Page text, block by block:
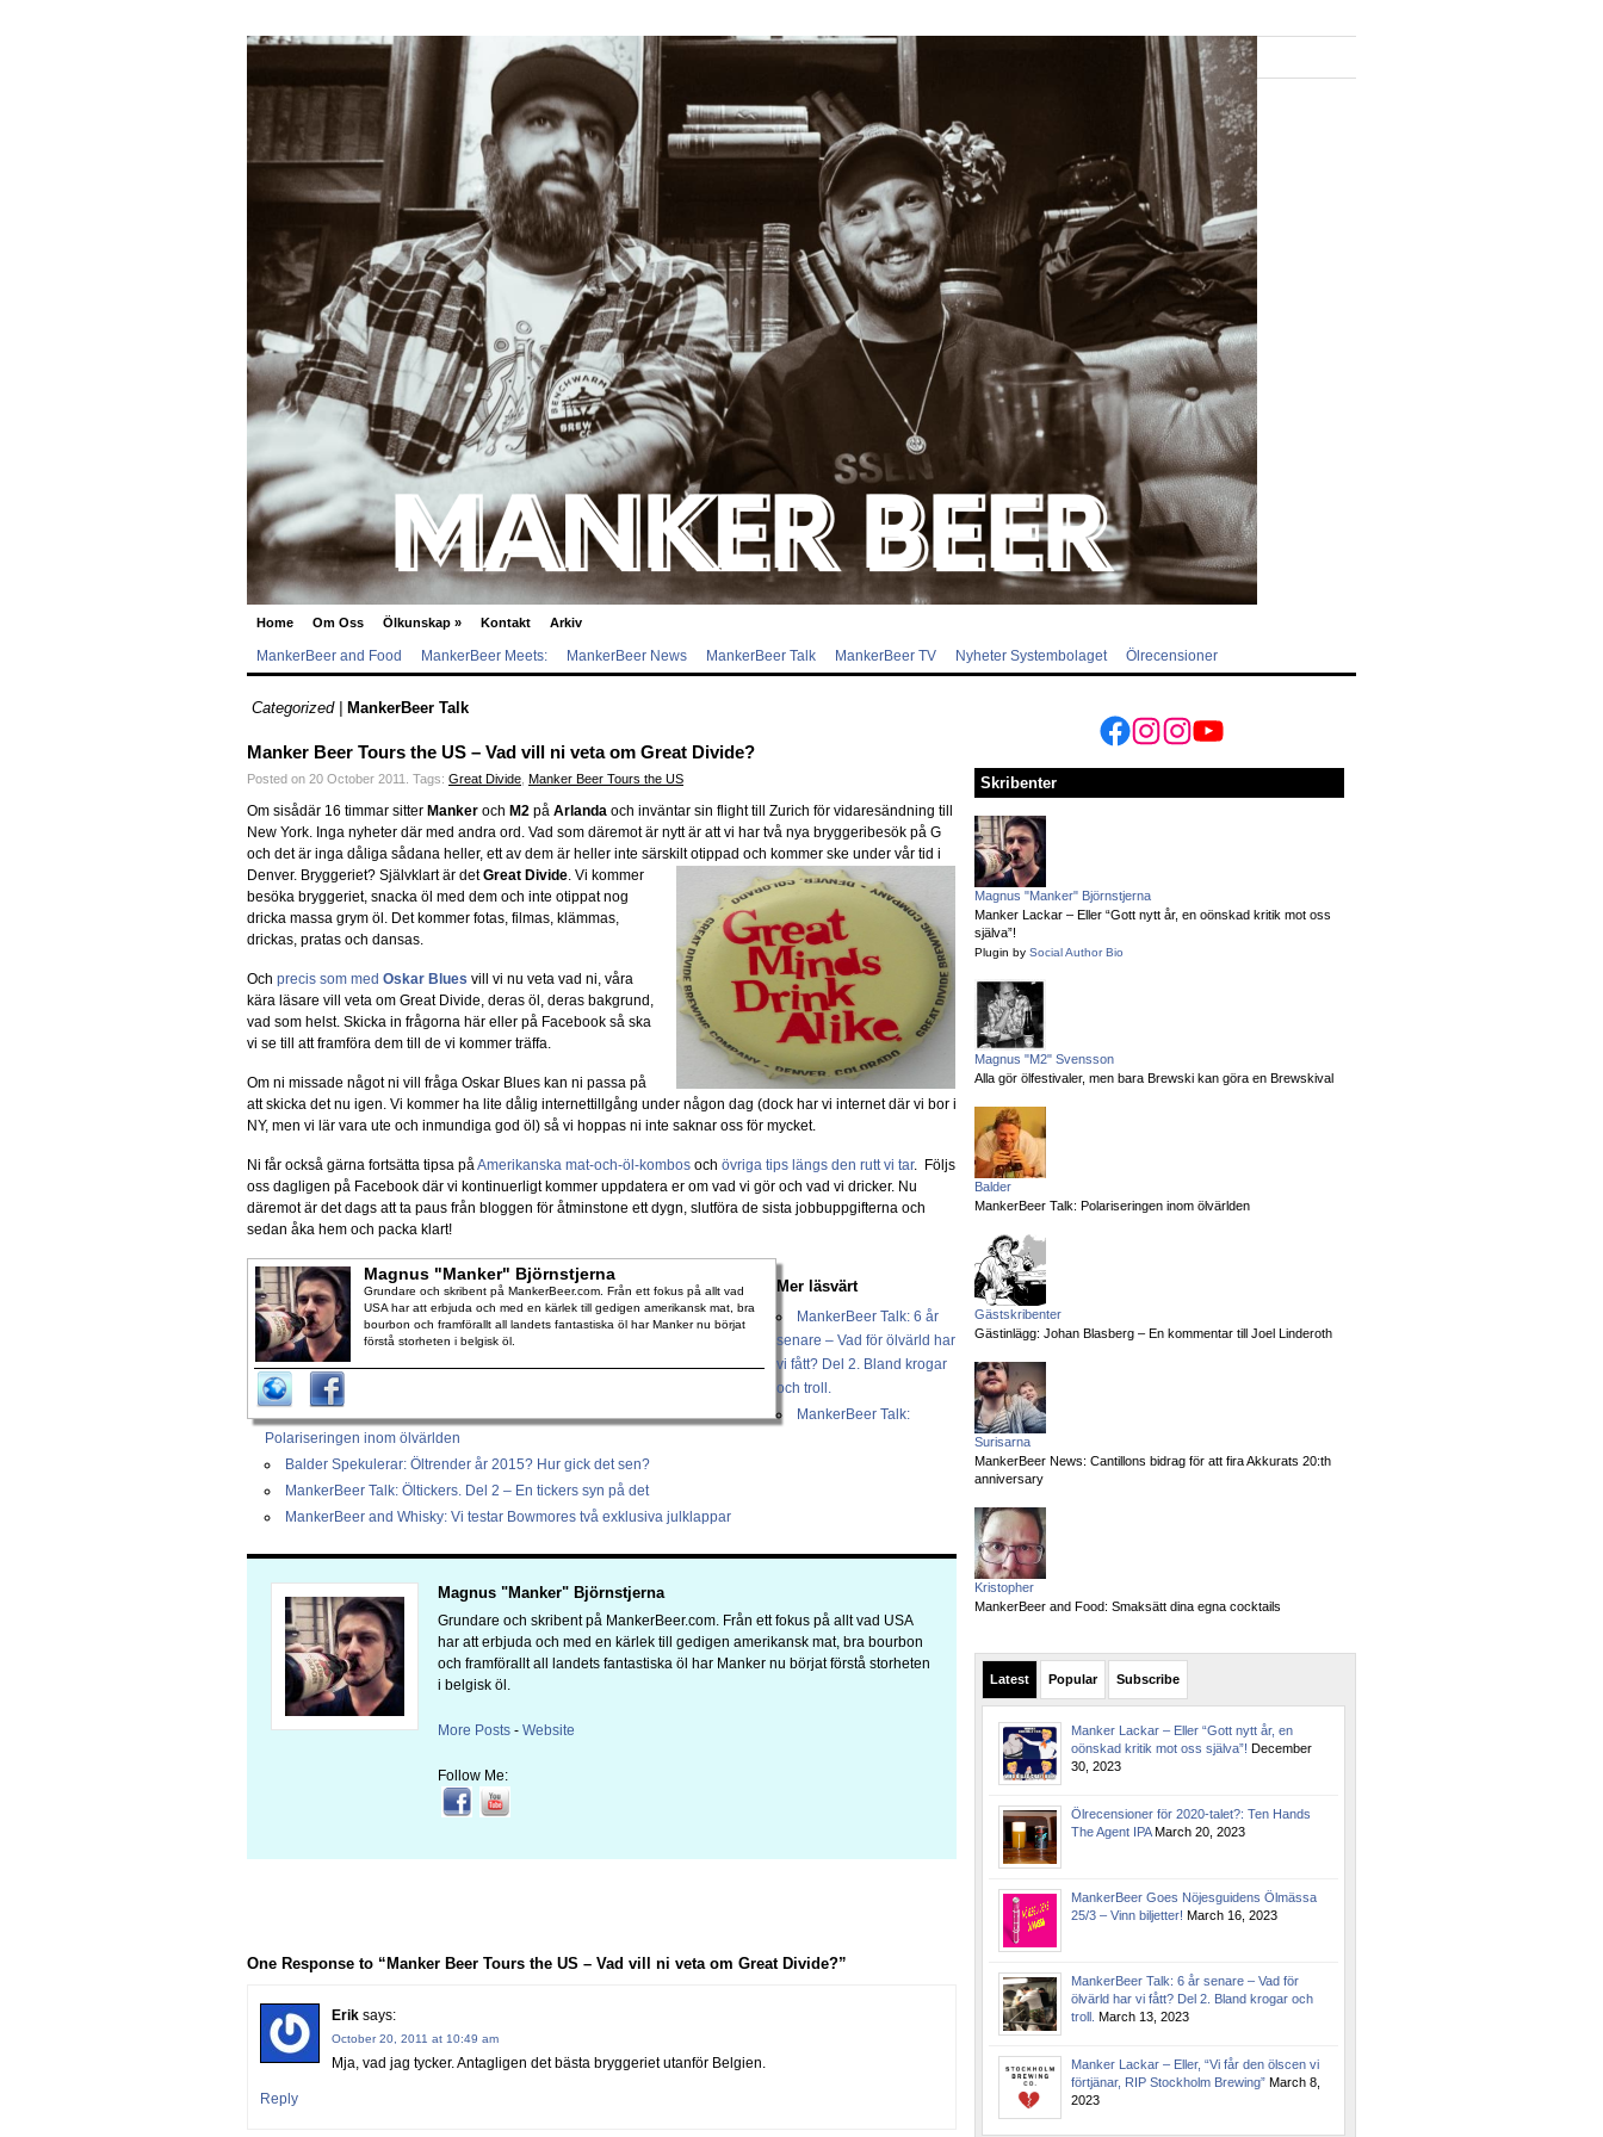
Home Om Oss Ölkunskap » Kontakt Arkiv
MankerBeer and Food MankerBeer Meets: MankerBeer News MankerBeer Talk MankerBeer TV Nyheter Systembolaget Ölrecensioner
Categorized | MankerBeer Talk
Manker Beer Tours the US – Vad vill ni veta om Great Divide?
Posted on 20 October 2011. Tags: Great Divide Manker Beer Tours the US
Om sisådär 16 timmar sitter Manker och M2 på Arlanda och inväntar sin flight till Zurich för vidaresändning till
New York. Inga nyheter där med andra ord. Vad som däremot är nytt är att vi har två nya bryggeribesök på G
och det är inga dåliga sådana heller, ett av dem är heller inte särskilt otippad och kommer ske under vår tid i
Denver. Bryggeriet? Självklart är detGreat Divide. Vi kommer
besöka bryggeriet, snacka öl med dem och inte otippat nog
dricka massa grym öl. Det kommer fotas, filmas, klämmas,
drickas, pratas och dansas.
Och precis som med Oskar Blues vill vi nu veta vad ni, våra
kära läsare vill veta om Great Divide, deras öl, deras bakgrund,
vad som helst. Skicka in frågorna här eller på Facebook så ska
vi se till att framföra dem till de vi kommer träffa.
Om ni missade något ni vill fråga Oskar Blues kan ni passa på
att skicka det nu igen. Vi kommer ha lite dålig internettillgång under någon dag (dock har vi internet där vi bor i
NY, men vi lär vara ute och inmundiga god öl) så vi hoppas ni inte saknar oss för mycket.
Ni får också gärna fortsätta tipsa påAmerikanska mat-och-öl-kombos och övriga tips längs den rutt vi tar. Följs
oss dagligen på Facebook där vi kontinuerligt kommer uppdatera er om vad vi gör och vad vi dricker. Nu
däremot är det dags att ta paus från bloggen för åtminstone ett dygn, slutföra de sista jobbuppgifterna och
sedan åka hem och packa klart!
Magnus "Manker" Björnstjerna
Grundare och skribent på MankerBeer.com. Från ett fokus på allt vad
USA har att erbjuda och med en kärlek till gedigen amerikansk mat, bra
bourbon och framförallt all landets fantastiska öl har Manker nu börjat
förstå storheten i belgisk öl.
Mer läsvärt
MankerBeer Talk: 6 år
senare – Vad för ölvärld har
vi fått? Del 2. Bland krogar
och troll.
MankerBeer Talk:
Polariseringen inom ölvärlden
Balder Spekulerar: Öltrender år 2015? Hur gick det sen?
MankerBeer Talk: Öltickers. Del 2 – En tickers syn på det
MankerBeer and Whisky: Vi testar Bowmores två exklusiva julklappar
Magnus "Manker" Björnstjerna
Grundare och skribent på MankerBeer.com. Från ett fokus på allt vad USA
har att erbjuda och med en kärlek till gedigen amerikansk mat, bra bourbon
och framförallt all landets fantastiska öl har Manker nu börjat förstå storheten
i belgisk öl.
More Posts - Website
Follow Me:
One Response to “Manker Beer Tours the US – Vad vill ni veta om Great Divide?”
Erik says:
October 20, 2011 at 10:49 am
Mja, vad jag tycker. Antagligen det bästa bryggeriet utanför Belgien.
Reply
Facebook
Instagram
Instagram
YouTube
Skribenter
Magnus "Manker" Björnstjerna
Manker Lackar – Eller “Gott nytt år, en oönskad kritik mot oss
själva”!
Plugin by Social Author Bio
Magnus "M2" Svensson
Alla gör ölfestivaler, men bara Brewski kan göra en Brewskival
Balder
MankerBeer Talk: Polariseringen inom ölvärlden
Gästskribenter
Gästinlägg: Johan Blasberg – En kommentar till Joel Linderoth
Surisarna
MankerBeer News: Cantillons bidrag för att fira Akkurats 20:th
anniversary
Kristopher
MankerBeer and Food: Smaksätt dina egna cocktails
Latest Popular Subscribe
Manker Lackar – Eller “Gott nytt år, en
oönskad kritik mot oss själva”! December
30, 2023
Ölrecensioner för 2020-talet?: Ten Hands
The Agent IPA March 20, 2023
MankerBeer Goes Nöjesguidens Ölmässa
25/3 – Vinn biljetter! March 16, 2023
MankerBeer Talk: 6 år senare – Vad för
ölvärld har vi fått? Del 2. Bland krogar och
troll. March 13, 2023
Manker Lackar – Eller, “Vi får den ölscen vi
förtjänar, RIP Stockholm Brewing” March 8,
2023